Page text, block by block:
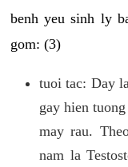
benh yeu sinh ly
gom: (3)
tuoi tac: Day
gay hien
may rau.
nam la